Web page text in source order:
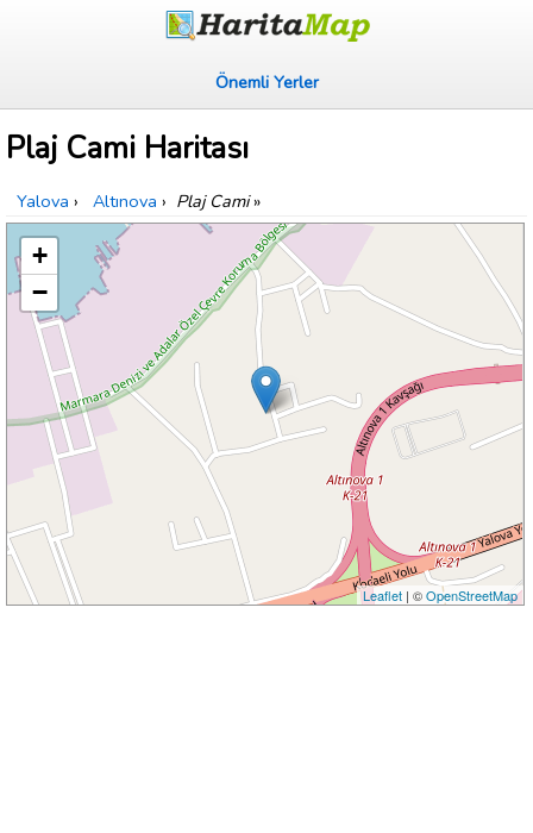
Önemli Yerler
Plaj Cami Haritası
Yalova › Altınova › Plaj Cami»
+
−
Leaflet| ©OpenStreetMap